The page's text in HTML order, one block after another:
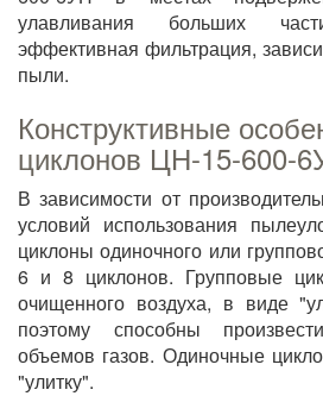
улавливания больших
эффективная фильтрация,
пыли.
Конструктивные
циклонов ЦН-15-600-
В зависимости от
условий использования
циклоны одиночного или
6 и 8 циклонов. Групповые
очищенного воздуха, в виде
поэтому способны
объемов газов. Одиночные
"улитку".